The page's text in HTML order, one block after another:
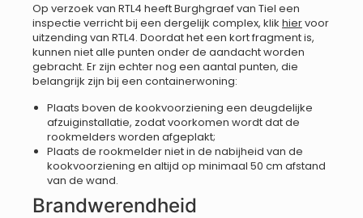
Op verzoek van RTL4 heeft Burghgraef van Tiel een
inspectie verricht bij een dergelijk complex, klik hiervoor
uitzending van RTL4. Doordat het een kort fragment is,
kunnen niet alle punten onder de aandacht worden
gebracht. Er zijn echter nog een aantal punten, die
belangrijk zijn bij een containerwoning:
Plaats boven de kookvoorziening een deugdelijke
afzuiginstallatie, zodat voorkomen wordt dat de
rookmelders worden afgeplakt;
Plaats de rookmelder niet in de nabijheid van de
kookvoorziening en altijd op minimaal 50 cm afstand
van de wand.
Brandwerendheid